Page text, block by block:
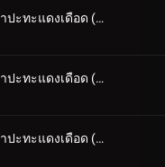
ตอนที่ 542 ดำปะทะแดงเดือด (ตอน 5)
ตอนที่ 543 ดำปะทะแดงเดือด (ตอน 6)
ตอนที่ 544 ดำปะทะแดงเดือด (ตอน 7)